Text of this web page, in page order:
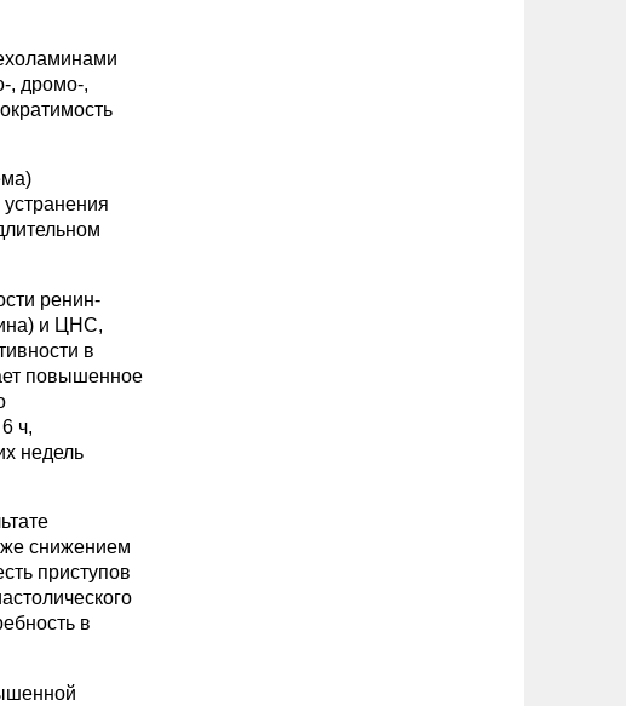
, дромо-,
ренин-
и ЦНС,
в
повышенное
ч,
недель
снижением
приступов
в